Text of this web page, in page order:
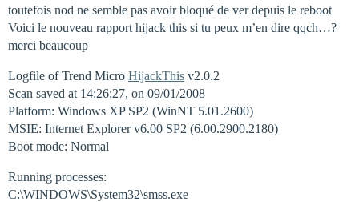
toutefois nod ne semble pas avoir bloqué de ver depuis le reboot
Voici le nouveau rapport hijack this si tu peux m’en dire qqch…?
merci beaucoup
Logfile of Trend Micro HijackThis v2.0.2
Scan saved at 14:26:27, on 09/01/2008
Platform: Windows XP SP2 (WinNT 5.01.2600)
MSIE: Internet Explorer v6.00 SP2 (6.00.2900.2180)
Boot mode: Normal
Running processes:
C:\WINDOWS\System32\smss.exe